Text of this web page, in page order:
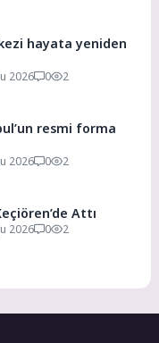
hayata yeniden
2026 0 2
resmi forma
2026 0 2
Attı
2026 0 2